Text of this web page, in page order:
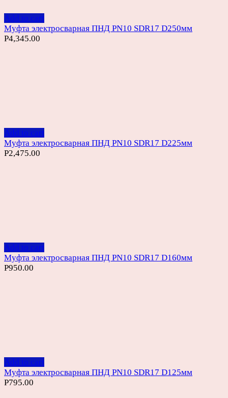
Add to cart
Муфта электросварная ПНД PN10 SDR17 D250мм
Р4,345.00
Add to cart
Муфта электросварная ПНД PN10 SDR17 D225мм
Р2,475.00
Add to cart
Муфта электросварная ПНД PN10 SDR17 D160мм
Р950.00
Add to cart
Муфта электросварная ПНД PN10 SDR17 D125мм
Р795.00